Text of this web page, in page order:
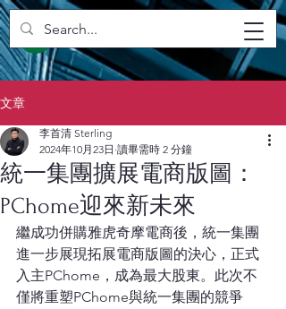
文章
統一集團擴展電商版圖：
PChome迎來新未來
李首清 Sterling
2024年10月23日 讀畢需時 2 分鐘
繼成功併購雅虎奇摩電商後，統一集團
進一步展現拓展電商版圖的決心，正式
入主PChome，成為最大股東。此次不
僅將重塑PChome與統一集團的競爭